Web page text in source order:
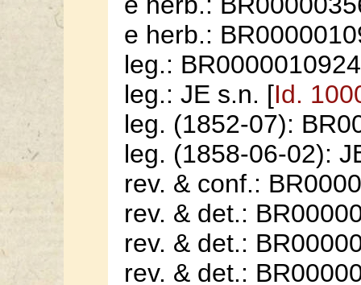
e herb.:
leg.:
leg.: JE s.n. [Id.
leg. (1852-07):
leg. (1858-06-02):
rev. & conf.:
rev. & det.:
rev. & det.:
rev. & det.: